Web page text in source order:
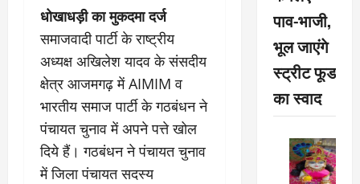
धोखाधड़ी का मुकदमा दर्ज
समाजवादी पार्टी के राष्ट्रीय
अध्यक्ष अखिलेश यादव के संसदीय
क्षेत्र आजमगढ़ में AIMIM व
भारतीय समाज पार्टी के गठबंधन ने
पंचायत चुनाव में अपने पत्ते खोल
दिये हैं। गठबंधन ने पंचायत चुनाव
में जिला पंचायत सदस्य
पाव-भाजी,
भूल जाएंगे
स्ट्रीट फूड
का स्वाद